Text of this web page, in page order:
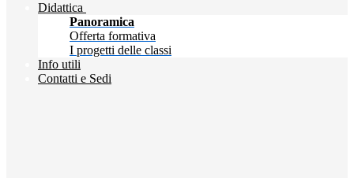
Didattica
Panoramica
Offerta formativa
I progetti delle classi
Info utili
Contatti e Sedi